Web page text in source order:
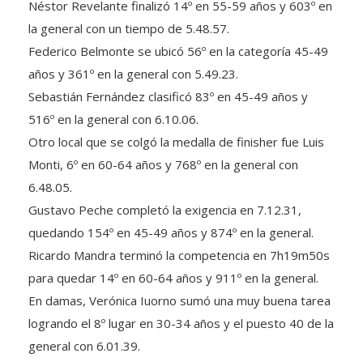
la general con un tiempo de 5.48.57.
Federico Belmonte se ubicó 56º en la categoría 45-49
años y 361º en la general con 5.49.23.
Sebastián Fernández clasificó 83º en 45-49 años y
516º en la general con 6.10.06.
Otro local que se colgó la medalla de finisher fue Luis
Monti, 6º en 60-64 años y 768º en la general con
6.48.05.
Gustavo Peche completó la exigencia en 7.12.31,
quedando 154º en 45-49 años y 874º en la general.
Ricardo Mandra terminó la competencia en 7h19m50s
para quedar 14º en 60-64 años y 911º en la general.
En damas, Verónica Iuorno sumó una muy buena tarea
logrando el 8º lugar en 30-34 años y el puesto 40 de la
general con 6.01.39.
En tanto, Laura Fontana se ubicó 14º en 40-44 años y